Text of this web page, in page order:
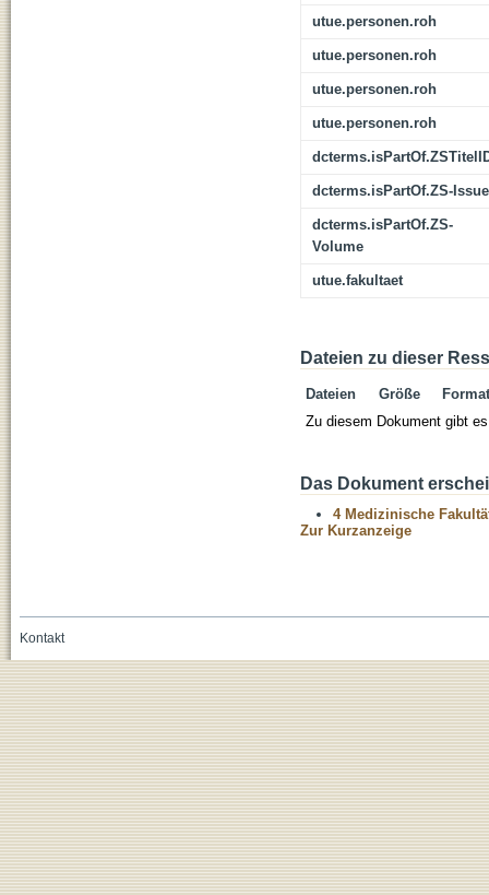
utue.personen.roh
utue.personen.roh
utue.personen.roh
utue.personen.roh
dcterms.isPartOf.ZS-Issue
dcterms.isPartOf.ZS-
Volume
utue.fakultaet
Dateien zu dieser
Dateien Größe
Format
Zu diesem Dokument gibt
Das Dokument
4 Medizinische
Zur Kurzanzeige
Kontakt